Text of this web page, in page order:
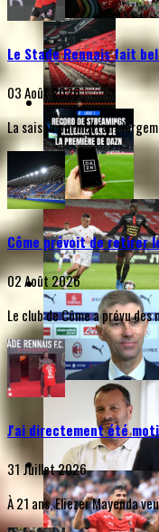
Le Stade Rennais fait
03 Août 2026
La saison permettant
Côme prévoit de retirer
02 Août 2026
Le club de Côme a prévu
J'ai directement été
31 Juillet 2026
À 21 ans, Eliezer Mayenda